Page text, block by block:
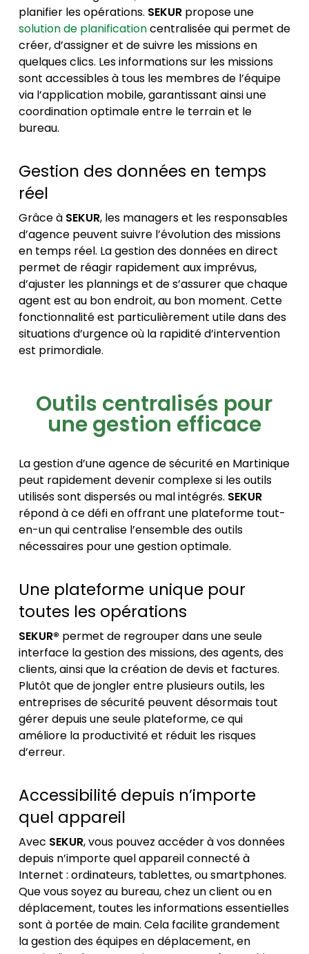
planifier les opérations. SEKURpropose une
solution de planificationcentralisée qui permet de
créer, d’assigner et de suivre les missions en
quelques clics. Les informations sur les missions
sont accessibles à tous les membres de l’équipe
via l’application mobile, garantissant ainsi une
coordination optimale entre le terrain et le
bureau.
Gestion des données en temps
réel
Grâce à SEKUR, les managers et les responsables
d’agence peuvent suivre l’évolution des missions
en temps réel. La gestion des données en direct
permet de réagir rapidement aux imprévus,
d’ajuster les plannings et de s’assurer que chaque
agent est au bon endroit, au bon moment. Cette
fonctionnalité est particulièrement utile dans des
situations d’urgence où la rapidité d’intervention
est primordiale.
Outils centralisés pour
une gestion efficace
La gestion d’une agence de sécurité en Martinique
peut rapidement devenir complexe si les outils
utilisés sont dispersés ou mal intégrés. SEKUR
répond à ce défi en offrant une plateforme tout-
en-un qui centralise l’ensemble des outils
nécessaires pour une gestion optimale.
Une plateforme unique pour
toutes les opérations
SEKUR® permet de regrouper dans une seule
interface la gestion des missions, des agents, des
clients, ainsi que la création de devis et factures.
Plutôt que de jongler entre plusieurs outils, les
entreprises de sécurité peuvent désormais tout
gérer depuis une seule plateforme, ce qui
améliore la productivité et réduit les risques
d’erreur.
Accessibilité depuis n’importe
quel appareil
Avec SEKUR, vous pouvez accéder à vos données
depuis n’importe quel appareil connecté à
Internet : ordinateurs, tablettes, ou smartphones.
Que vous soyez au bureau, chez un client ou en
déplacement, toutes les informations essentielles
sont à portée de main. Cela facilite grandement
la gestion des équipes en déplacement, en